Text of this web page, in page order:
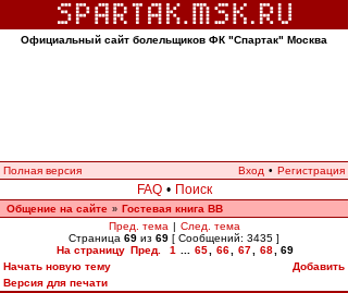
Официальный сайт болельщиков ФК "Спартак" Москва
Полная версия Вход • Регистрация
FAQ • Поиск
Общение на сайте » Гостевая книга ВВ
Пред. тема | След. тема
Страница 69 из 69 [ Сообщений: 3435 ]
На страницу Пред. 1 65 66 67 68
69
Начать новую тему
Добавить
Версия для печати